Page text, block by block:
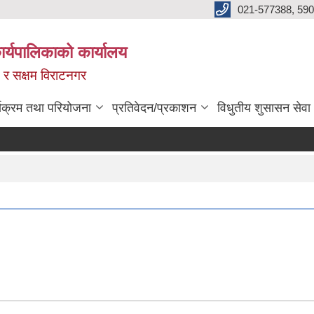
021-577388,
कार्यालय
सक्षम विराटनगर
तथा परियोजना प्रतिवेदन/प्रकाशन विधुतीय शुसासन सेवा